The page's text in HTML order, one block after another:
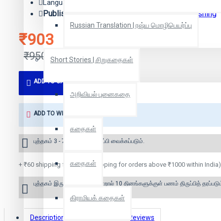
Russian Translation | ரஷ்ய மொழிபெயர்ப்பு
Short Stories | சிறுகதைகள்
அறிவியல் புனைகதை
கதைகள்
கதைகள்
கிராமியக் கதைகள்
₹903
₹950
Language: Tamil
Publisher: எழுத்து பிரசுரம் | Zero Degree Publishing
ADD TO CART
ADD TO WISH LIST
புத்தகம் 3 - 7 நாட்களில் அனுப்பி வைக்கப்படும்.
+ ₹60 shipping fee* (Free shipping for orders above ₹1000 within India)
புத்தகம் இருப்பில் இல்லை என்றால் 10 தினங்களுக்குள் பணம் திருப்பித்
Description Reviews